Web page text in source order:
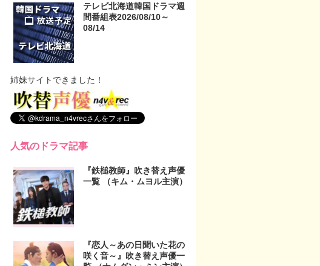
テレビ北海道韓国ドラマ週
間番組表2026/08/10～
08/14
姉妹サイトできました！
人気のドラマ記事
『鉄槌教師』吹き替え声優
一覧 （キム・ムヨル主演）
『恋人～あの日聞いた花の
咲く音～』吹き替え声優一